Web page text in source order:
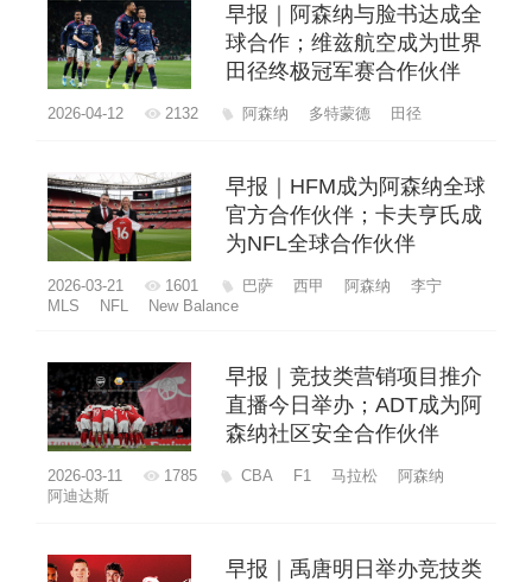
早报｜阿森纳与脸书达成全
球合作；维兹航空成为世界
田径终极冠军赛合作伙伴
2026-04-12 2132 阿森纳 多特蒙德 田径
早报｜HFM成为阿森纳全球
官方合作伙伴；卡夫亨氏成
为NFL全球合作伙伴
2026-03-21 1601 巴萨 西甲 阿森纳
李宁
MLS
NFL New Balance
早报｜竞技类营销项目推介
直播今日举办；ADT成为阿
森纳社区安全合作伙伴
2026-03-11 1785 CBA F1 马拉松
阿森纳
阿迪达斯
早报｜禹唐明日举办竞技类